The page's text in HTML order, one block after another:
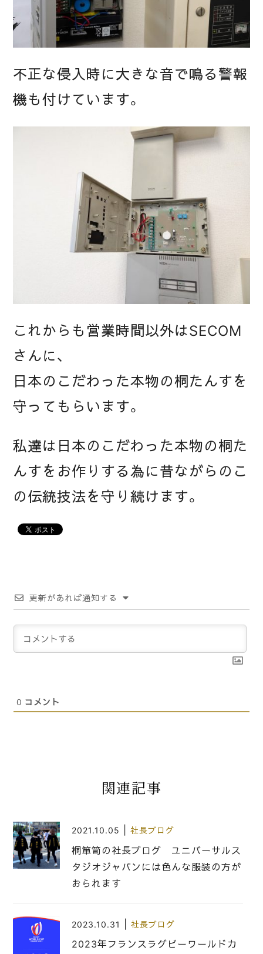
不正な侵入時に大きな音で鳴る警報
機も付けています。
これからも営業時間以外はSECOM
さんに、
日本のこだわった本物の桐たんすを
守ってもらいます。
私達は日本のこだわった本物の桐た
んすをお作りする為に昔ながらのこ
の伝統技法を守り続けます。
更新があれば通知する
0 コメント
関連記事
2021.10.05 社長ブログ
桐箪笥の社長ブログ ユニバーサルス
タジオジャパンには色んな服装の方が
おられます
2023.10.31 社長ブログ
2023年フランスラグビーワールドカ